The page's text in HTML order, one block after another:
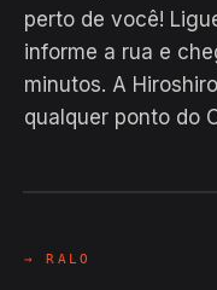
perto de você!
informe a rua e
minutos. A
qualquer ponto do
EM CAMPO
Hiroshiro ·
→ RALO